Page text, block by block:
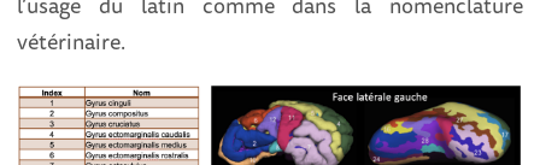
vétérinaire.